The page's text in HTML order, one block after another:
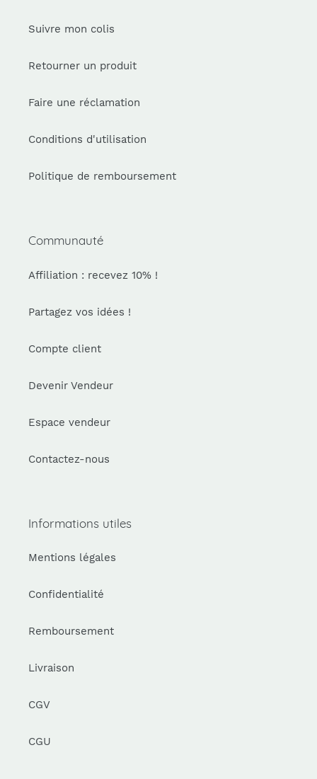
Suivre mon colis
Retourner un produit
Faire une réclamation
Conditions d'utilisation
Politique de remboursement
Communauté
Affiliation : recevez 10% !
Partagez vos idées !
Compte client
Devenir Vendeur
Espace vendeur
Contactez-nous
Informations utiles
Mentions légales
Confidentialité
Remboursement
Livraison
CGV
CGU